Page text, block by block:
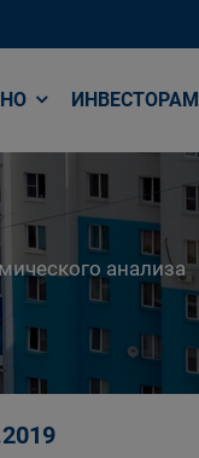
ИНВЕСТОРАМ
анализа